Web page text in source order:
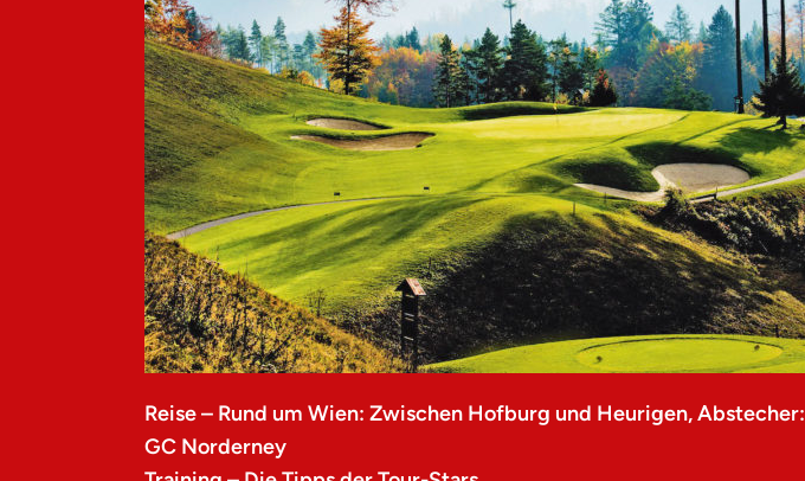
Reise – Rund um Wien: Zwischen Hofburg und Heurigen, Abstecher:
GC Norderney